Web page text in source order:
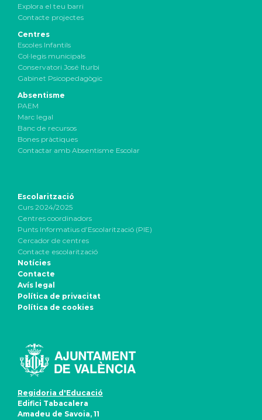
Explora el teu barri
Contacte projectes
Centres
Escoles Infantils
Col·legis municipals
Conservatori José Iturbi
Gabinet Psicopedagògic
Absentisme
PAEM
Marc legal
Banc de recursos
Bones pràctiques
Contactar amb Absentisme Escolar
Escolarització
Curs 2024/2025
Centres coordinadors
Punts Informatius d’Escolarització (PIE)
Cercador de centres
Contacte escolarització
Notícies
Contacte
Avís legal
Política de privacitat
Política de cookies
Regidoria d'Educació
Edifici Tabacalera
Amadeu de Savoia, 11